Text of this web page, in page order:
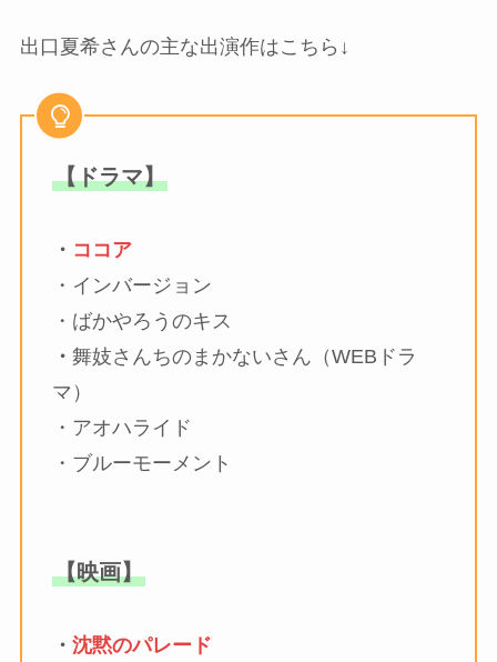
出口夏希さんの主な出演作はこちら↓
【ドラマ】
・ ココア
・インバージョン
・ばかやろうのキス
・ 舞妓さんちのまかないさん（WEBドラ
マ）
・アオハライド
・ブルーモーメント
【映画】
・ 沈黙のパレード